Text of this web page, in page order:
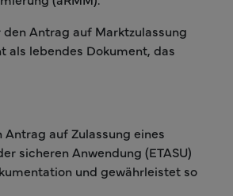
Antrag auf Marktzulassung
als lebendes Dokument, das
Antrag auf Zulassung eines
sicheren Anwendung (ETASU)
und gewährleistet so